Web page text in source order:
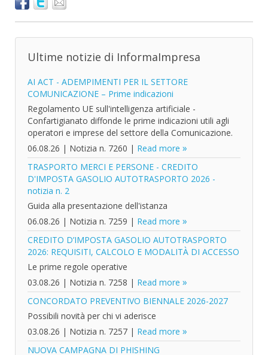
Ultime notizie di InformaImpresa
AI ACT - ADEMPIMENTI PER IL SETTORE
COMUNICAZIONE – Prime indicazioni
Regolamento UE sull'intelligenza artificiale -
Confartigianato diffonde le prime indicazioni utili agli
operatori e imprese del settore della Comunicazione.
06.08.26 | Notizia n. 7260 | Read more
TRASPORTO MERCI E PERSONE - CREDITO
D'IMPOSTA GASOLIO AUTOTRASPORTO 2026 -
notizia n. 2
Guida alla presentazione dell'istanza
06.08.26 | Notizia n. 7259 | Read more
CREDITO D’IMPOSTA GASOLIO AUTOTRASPORTO
2026: REQUISITI, CALCOLO E MODALITÀ DI ACCESSO
Le prime regole operative
03.08.26 | Notizia n. 7258 | Read more
CONCORDATO PREVENTIVO BIENNALE 2026-2027
Possibili novità per chi vi aderisce
03.08.26 | Notizia n. 7257 | Read more
NUOVA CAMPAGNA DI PHISHING